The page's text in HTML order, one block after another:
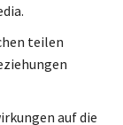
teilen
auf die